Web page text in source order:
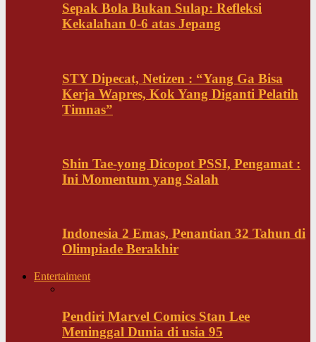
Sepak Bola Bukan Sulap: Refleksi
Kekalahan 0-6 atas Jepang
STY Dipecat, Netizen : “Yang Ga Bisa
Kerja Wapres, Kok Yang Diganti Pelatih
Timnas”
Shin Tae-yong Dicopot PSSI, Pengamat :
Ini Momentum yang Salah
Indonesia 2 Emas, Penantian 32 Tahun di
Olimpiade Berakhir
Entertaiment
Pendiri Marvel Comics Stan Lee
Meninggal Dunia di usia 95